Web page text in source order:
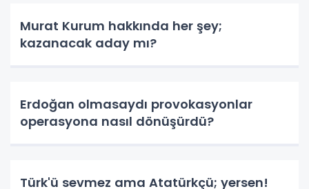
Murat Kurum hakkında her şey;
kazanacak aday mı?
Erdoğan olmasaydı provokasyonlar
operasyona nasıl dönüşürdü?
Türk'ü sevmez ama Atatürkçü; yersen!